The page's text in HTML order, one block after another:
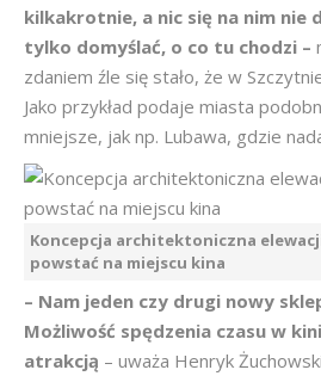
kilkakrotnie, a nic się na nim nie
tylko domyślać, o co tu chodzi –
zdaniem źle się stało, że w
Jako przykład podaje miasta
mniejsze, jak np. Lubawa, gdzie
Koncepcja architektoniczna
powstać na miejscu kina
– Nam jeden czy drugi nowy
Możliwość spędzenia czasu w
atrakcją – uważa Henryk